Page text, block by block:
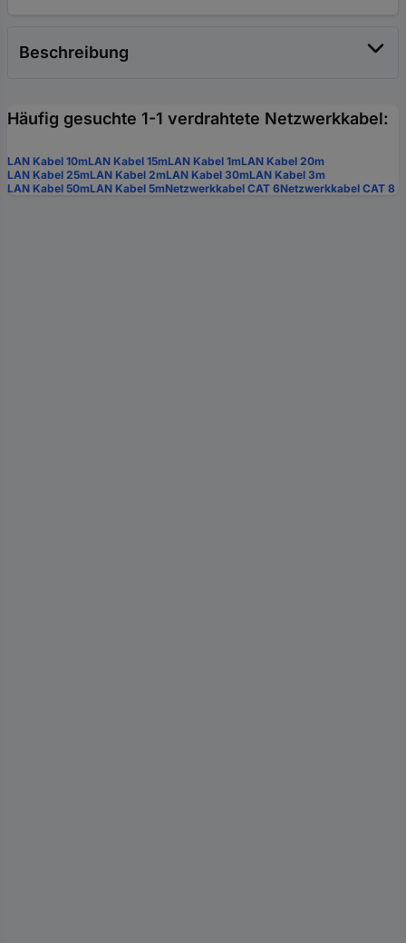
Beschreibung
Häufig gesuchte 1-1 verdrahtete Netzwerkkabel:
LAN Kabel 10mLAN Kabel 15mLAN Kabel 1mLAN Kabel 20m
LAN Kabel 25mLAN Kabel 2mLAN Kabel 30mLAN Kabel 3m
LAN Kabel 50mLAN Kabel 5mNetzwerkkabel CAT 6Netzwerkkabel CAT 8